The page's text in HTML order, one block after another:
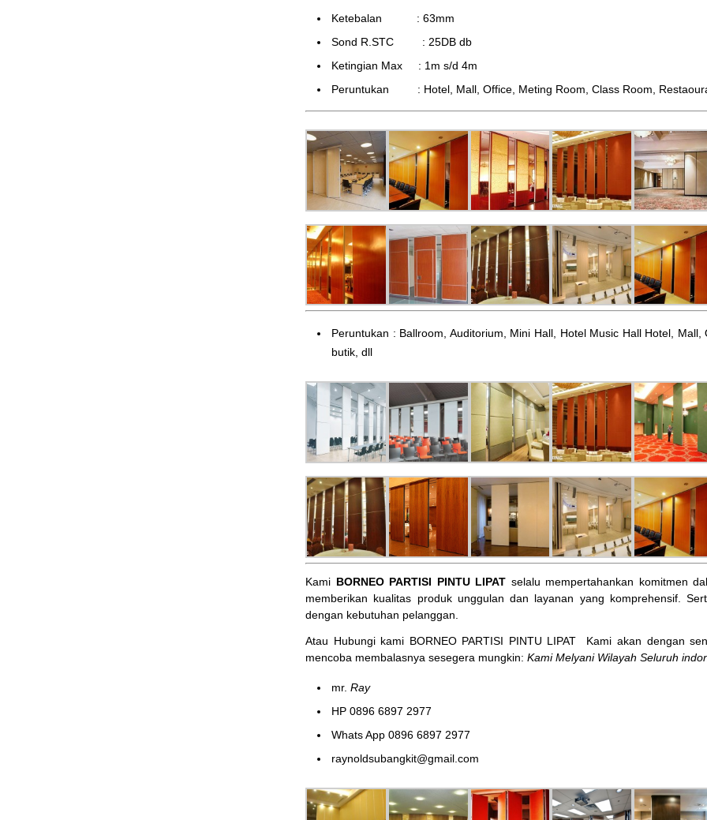
Ketebalan : 63mm
Sond R.STC : 25DB db
Ketingian Max : 1m s/d 4m
Peruntukan : Hotel, Mall, Office, Meting Room, Class Room,
Peruntukan : Ballroom, Auditorium, Mini Hall, Hotel Music Hall Hotel,
butik, dll
Kami BORNEO PARTISI PINTU LIPAT selalu mempertahankan komitmen
memberikan kualitas produk unggulan dan layanan yang komprehensif.
dengan kebutuhan pelanggan.
Atau Hubungi kami BORNEO PARTISI PINTU LIPAT
Kami akan dengan
mencoba membalasnya sesegera mungkin: Kami Melyani Wilayah Seluruh
mr. Ray
HP 0896 6897 2977
Whats App 0896 6897 2977
raynoldsubangkit@gmail.com